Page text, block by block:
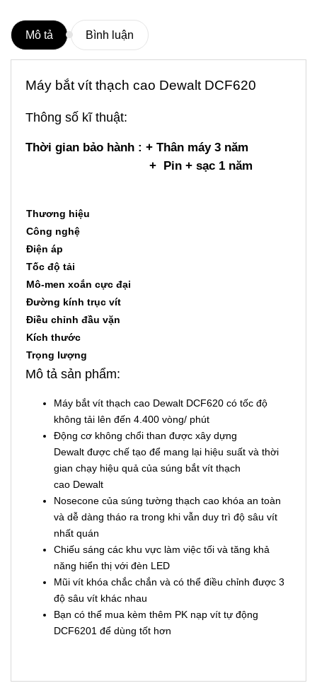
Mô tả Bình luận
Máy bắt vít thạch cao Dewalt DCF620
Thông số kĩ thuật:
Thời gian bảo hành : + Thân máy 3 năm
+ Pin + sạc 1 năm
Thương hiệu
Công nghệ
Điện áp
Tốc độ tải
Mô-men xoắn cực đại
Đường kính trục vít
Điều chỉnh đầu vặn
Kích thước
Trọng lượng
Mô tả sản phẩm:
Máy bắt vít thạch cao Dewalt DCF620 có tốc độ
không tải lên đến 4.400 vòng/ phút
Động cơ không chổi than được xây dựng
Dewalt được chế tạo để mang lại hiệu suất và thời
gian chạy hiệu quả của súng bắt vít thạch
cao Dewalt
Nosecone của súng tường thạch cao khóa an toàn
và dễ dàng tháo ra trong khi vẫn duy trì độ sâu vít
nhất quán
Chiếu sáng các khu vực làm việc tối và tăng khả
năng hiển thị với đèn LED
Mũi vít khóa chắc chắn và có thể điều chỉnh được 3
độ sâu vít khác nhau
Bạn có thể mua kèm thêm PK nạp vít tự động
DCF6201 để dùng tốt hơn